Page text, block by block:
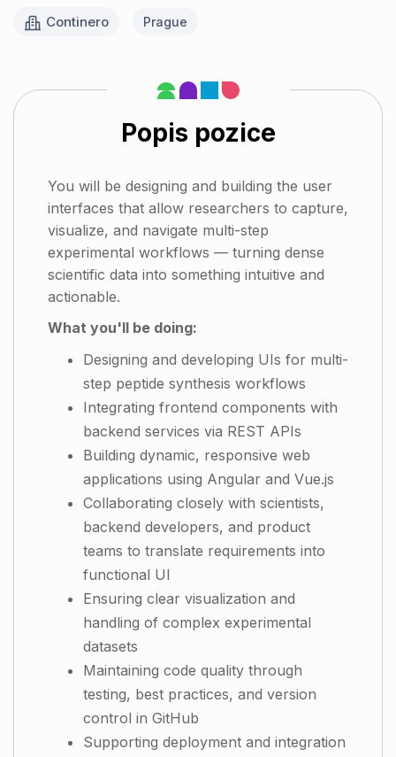
Continero
Prague
Popis pozice
You will be designing and building the user
interfaces that allow researchers to capture,
visualize, and navigate multi-step
experimental workflows — turning dense
scientific data into something intuitive and
actionable.
What you'll be doing:
Designing and developing UIs for multi-
step peptide synthesis workflows
Integrating frontend components with
backend services via REST APIs
Building dynamic, responsive web
applications using Angular and Vue.js
Collaborating closely with scientists,
backend developers, and product
teams to translate requirements into
functional UI
Ensuring clear visualization and
handling of complex experimental
datasets
Maintaining code quality through
testing, best practices, and version
control in GitHub
Supporting deployment and integration